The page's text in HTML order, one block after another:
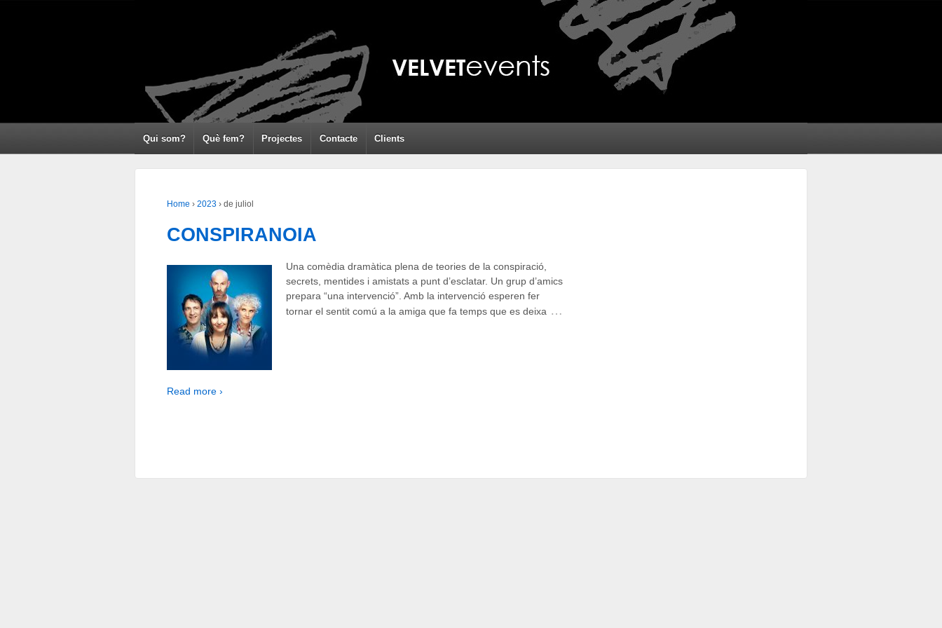
Qui som? Què fem? Projectes Contacte Clients
Home › 2023 › de juliol
CONSPIRANOIA
Una comèdia dramàtica plena de teories de la conspiració,
secrets, mentides i amistats a punt d’esclatar. Un grup d’amics
prepara “una intervenció”. Amb la intervenció esperen fer
tornar el sentit comú a la amiga que fa temps que es deixa …
Read more ›